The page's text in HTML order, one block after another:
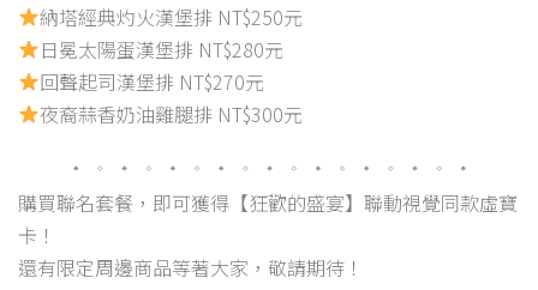
納塔經典灼火漢堡排 NT$250元
日冕太陽蛋漢堡排 NT$280元
回聲起司漢堡排 NT$270元
夜裔蒜香奶油雞腿排 NT$300元
購買聯名套餐，即可獲得【狂歡的盛宴】聯動視覺同款虛寶
卡！
還有限定周邊商品等著大家，敬請期待！